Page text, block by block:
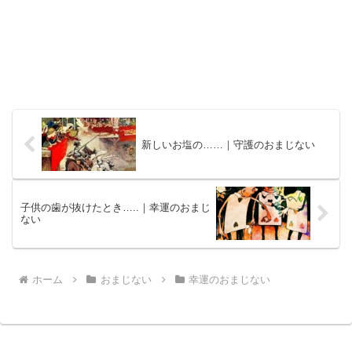
新しいお塩の……｜守護のおまじない
子供の歯が抜けたとき…..｜幸運のおまじ
ない
ホーム おまじない 幸運のおまじない